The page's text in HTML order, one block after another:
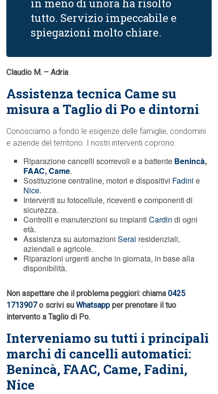
in meno di unora ha risolto
tutto. Servizio impeccabile e
spiegazioni molto chiare.
Claudio M. – Adria
Assistenza tecnica Came su
misura a Taglio di Po e dintorni
Conosciamo a fondo le esigenze delle famiglie, condomini
e aziende del territorio. I nostri interventi coprono:
Riparazione cancelli scorrevoli e a battente Benincà,
FAAC,Came.
Sostituzione centraline, motori e dispositivi Fadini e
Nice.
Interventi su fotocellule, riceventi e componenti di
sicurezza.
Controlli e manutenzioni su impiantiCardin di ogni
età.
Assistenza su automazioniSerai residenziali,
aziendali e agricole.
Riparazioni urgenti anche in giornata, in base alla
disponibilità.
Non aspettare che il problema peggiori: chiama0425
1713907o scrivi suWhatsapp per prenotare il tuo
intervento a Taglio di Po.
Interveniamo su tutti i principali
marchi di cancelli automatici:
Benincà, FAAC, Came, Fadini,
Nice